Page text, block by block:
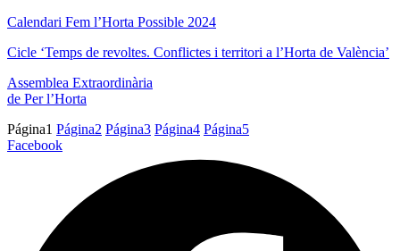
Calendari Fem l’Horta Possible 2024
Cicle ‘Temps de revoltes. Conflictes i territori a l’Horta de València’
Assemblea Extraordinària
de Per l’Horta
Página1 Página2 Página3 Página4 Página5
Facebook